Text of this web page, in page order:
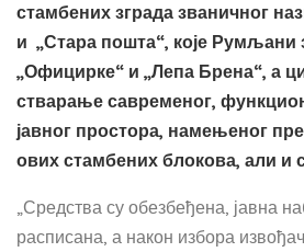
стамбених зграда званичног
и „Стара пошта“, које Румљани
„Официрке“ и „Лепа Брена“, а
стварање савременог,
јавног простора, намењеног
ових стамбених блокова, али и
„Средства су обезбеђена, јавна
расписана, а након избора